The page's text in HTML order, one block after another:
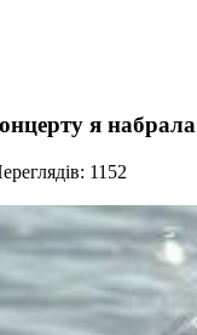
я
1152